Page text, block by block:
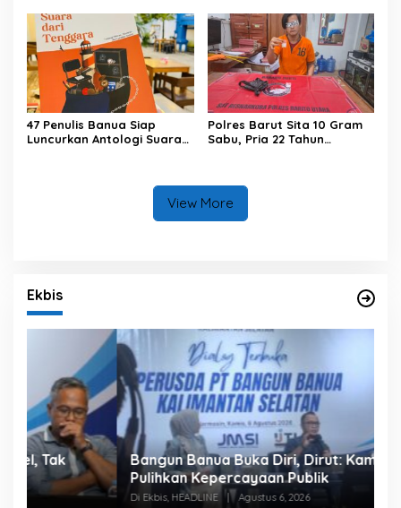
47 Penulis Banua Siap
Luncurkan Antologi Suara
Polres Barut Sita 10 Gram
Sabu, Pria 22 Tahun
View More
Ekbis
Bangun Banua Buka Diri, Dirut: Kami Ingin
Pulihkan Kepercayaan Publik
Di Ekbis, HEADLINE | Agustus 6, 2026